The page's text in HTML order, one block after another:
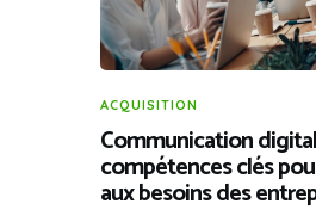
ACQUISITION
Communication
compétences clés
aux besoins des